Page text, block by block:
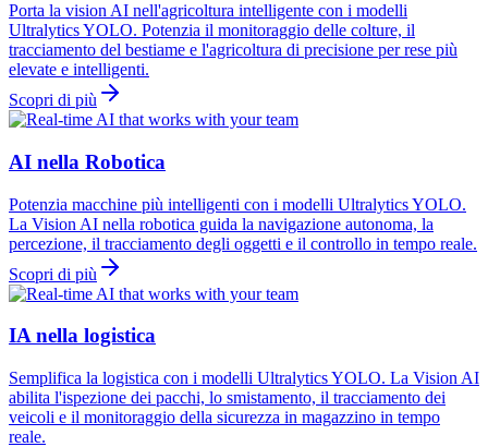
Porta la vision AI nell'agricoltura intelligente con i modelli
Ultralytics YOLO. Potenzia il monitoraggio delle colture, il
tracciamento del bestiame e l'agricoltura di precisione per rese più
elevate e intelligenti.
Scopri di più
AI nella Robotica
Potenzia macchine più intelligenti con i modelli Ultralytics YOLO.
La Vision AI nella robotica guida la navigazione autonoma, la
percezione, il tracciamento degli oggetti e il controllo in tempo reale.
Scopri di più
IA nella logistica
Semplifica la logistica con i modelli Ultralytics YOLO. La Vision AI
abilita l'ispezione dei pacchi, lo smistamento, il tracciamento dei
veicoli e il monitoraggio della sicurezza in magazzino in tempo
reale.